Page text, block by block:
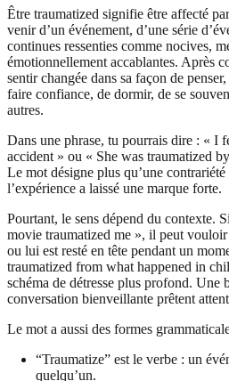
Être traumatized signifie être affecté
venir d’un événement, d’une série
continues ressenties comme nocives,
émotionnellement accablantes. Après
sentir changée dans sa façon de
faire confiance, de dormir, de se
autres.
Dans une phrase, tu pourrais dire : « I
accident » ou « She was traumatized
Le mot désigne plus qu’une
l’expérience a laissé une marque forte.
Pourtant, le sens dépend du contexte.
movie traumatized me », il peut
ou lui est resté en tête pendant un
traumatized from what happened in
schéma de détresse plus profond. Une
conversation bienveillante prêtent
Le mot a aussi des formes
“Traumatize” est le verbe : un
quelqu’un.